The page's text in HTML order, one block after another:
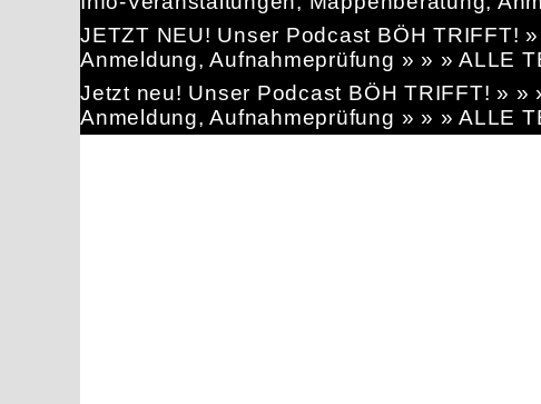
JETZT NEU! Unser Podcast BÖH TRIFFT!
Anmeldung, Aufnahmeprüfung » » » ALLE
Jetzt neu! Unser Podcast BÖH TRIFFT! » »
Anmeldung, Aufnahmeprüfung » » » ALLE